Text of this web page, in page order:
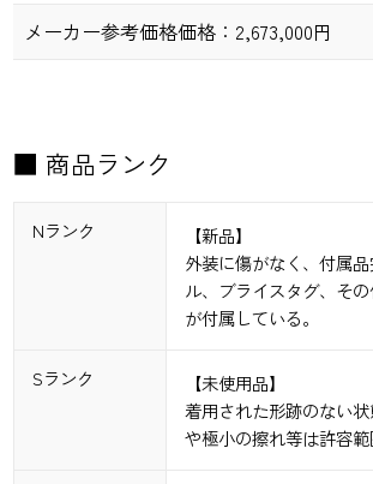
メーカー参考価格価格： 2,673,000円
■ 商品ランク
Nランク
【新品】
外装に傷がなく、付属
ル、ブライスタグ、そ
が付属している。
Sランク
【未使用品】
着用された形跡のない
や極小の擦れ等は許容範